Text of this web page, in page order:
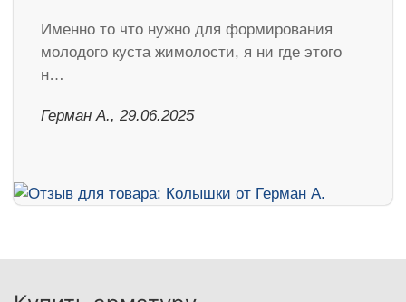
Именно то что нужно для формирования
молодого куста жимолости, я ни где этого
н…
Герман А., 29.06.2025